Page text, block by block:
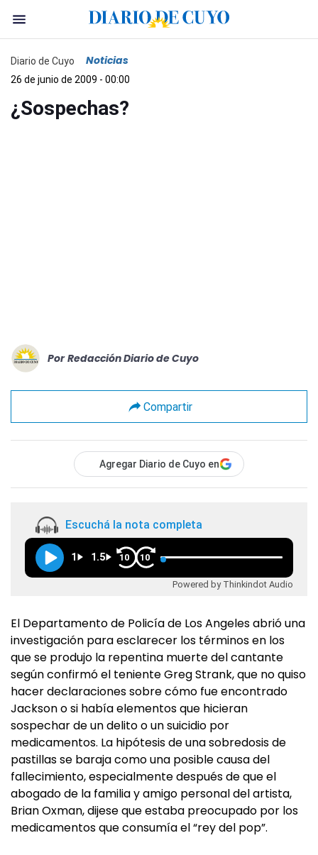
Diario de Cuyo Noticias
26 de junio de 2009 - 00:00
¿Sospechas?
Por Redacción Diario de Cuyo
Compartir
Agregar Diario de Cuyo en
Escuchá la nota completa
1 1.5 10 10
Powered by Thinkindot Audio
El Departamento de Policía de Los Angeles abrió una
investigación para esclarecer los términos en los
que se produjo la repentina muerte del cantante
según confirmó el teniente Greg Strank, que no quiso
hacer declaraciones sobre cómo fue encontrado
Jackson o si había elementos que hicieran
sospechar de un delito o un suicidio por
medicamentos. La hipótesis de una sobredosis de
pastillas se baraja como una posible causa del
fallecimiento, especialmente después de que el
abogado de la familia y amigo personal del artista,
Brian Oxman, dijese que estaba preocupado por los
medicamentos que consumía el “rey del pop”.